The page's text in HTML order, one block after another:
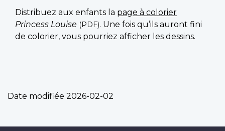
Distribuez aux enfants la page à colorier
Princess Louise (PDF). Une fois qu’ils auront fini
de colorier, vous pourriez afficher les dessins.
Date modifiée 2026-02-02